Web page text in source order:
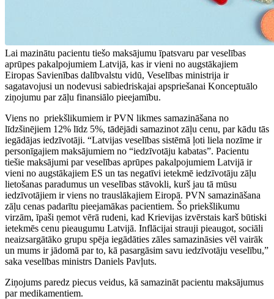
Lai mazinātu pacientu tiešo maksājumu īpatsvaru par veselības
aprūpes pakalpojumiem Latvijā, kas ir vieni no augstākajiem
Eiropas Savienības dalībvalstu vidū, Veselības ministrija ir
sagatavojusi un nodevusi sabiedriskajai apspriešanai Konceptuālo
ziņojumu par zāļu finansiālo pieejamību.
Viens no priekšlikumiem ir PVN likmes samazināšana no
līdzšinējiem 12% līdz 5%, tādējādi samazinot zāļu cenu, par kādu tās
iegādājas iedzīvotāji. “Latvijas veselības sistēmā ļoti liela nozīme ir
personīgajiem maksājumiem no “iedzīvotāju kabatas”. Pacientu
tiešie maksājumi par veselības aprūpes pakalpojumiem Latvijā ir
vieni no augstākajiem ES un tas negatīvi ietekmē iedzīvotāju zāļu
lietošanas paradumus un veselības stāvokli, kurš jau tā mūsu
iedzīvotājiem ir viens no trauslākajiem Eiropā. PVN samazināšana
zāļu cenas padarītu pieejamākas pacientiem. Šo priekšlikumu
virzām, īpaši ņemot vērā rudeni, kad Krievijas izvērstais karš būtiski
ietekmēs cenu pieaugumu Latvijā. Inflācijai strauji pieaugot, sociāli
neaizsargātāko grupu spēja iegādāties zāles samazināsies vēl vairāk
un mums ir jādomā par to, kā pasargāsim savu iedzīvotāju veselību,”
saka veselības ministrs Daniels Pavļuts.
Ziņojums paredz piecus veidus, kā samazināt pacientu maksājumus
par medikamentiem.